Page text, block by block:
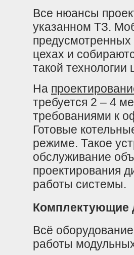
Все нюансы
указанном ТЗ.
предусмотренных
цехах и
такой
На
требуется 2 – 4
требованиями к
Готовые
режиме. Такое
обслуживание
проектирования
работы системы.
Комплектующие
Всё
работы